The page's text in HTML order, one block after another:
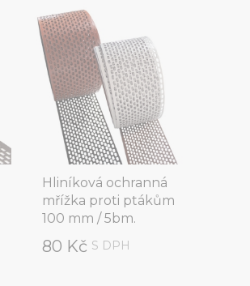
Hliníková ochranná
mřížka proti ptákům
100 mm / 5bm.
80 Kč S DPH